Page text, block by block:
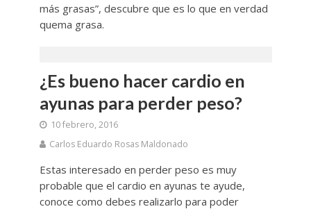
más grasas”, descubre que es lo que en verdad
quema grasa.
¿Es bueno hacer cardio en
ayunas para perder peso?
10 febrero, 2016
Carlos Eduardo Rosas Maldonado
Estas interesado en perder peso es muy
probable que el cardio en ayunas te ayude,
conoce como debes realizarlo para poder